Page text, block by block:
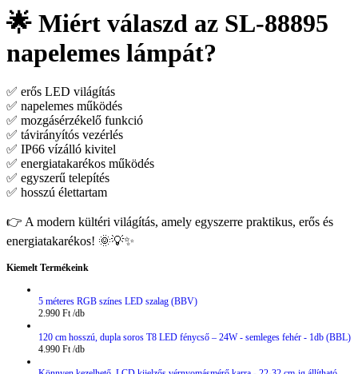
🌟 Miért válaszd az SL-88895
napelemes lámpát?
✅ erős LED világítás
✅ napelemes működés
✅ mozgásérzékelő funkció
✅ távirányítós vezérlés
✅ IP66 vízálló kivitel
✅ energiatakarékos működés
✅ egyszerű telepítés
✅ hosszú élettartam
👉 A modern kültéri világítás, amely egyszerre praktikus, erős és
energiatakarékos! 🌞💡✨
Kiemelt Termékeink
5 méteres RGB színes LED szalag (BBV)
2.990 Ft
120 cm hosszú, dupla soros T8 LED fénycső – 24W - semleges fehér - 1db (BBL)
4.990 Ft